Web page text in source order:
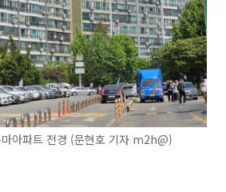
아파트 전경 (문현호 기자 m2h@)